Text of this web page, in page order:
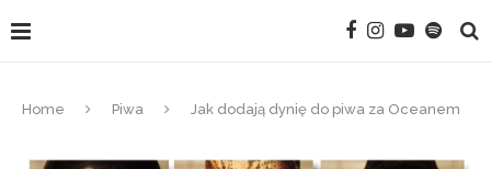
Home Piwa Jak dodają dynię do piwa za Oceanem